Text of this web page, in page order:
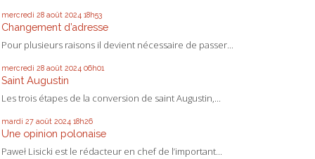
mercredi 28 août 2024 18h53
Changement d’adresse
Pour plusieurs raisons il devient nécessaire de passer...
mercredi 28 août 2024 06h01
Saint Augustin
Les trois étapes de la conversion de saint Augustin,...
mardi 27 août 2024 18h26
Une opinion polonaise
Paweł Lisicki est le rédacteur en chef de l’important...